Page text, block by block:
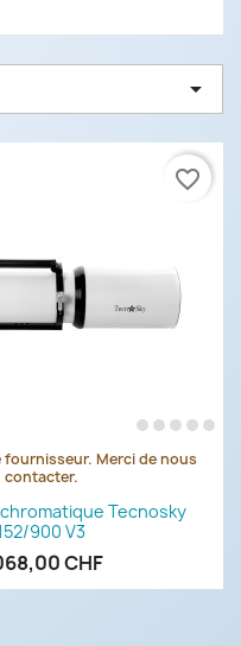

rapide
fournisseur. Merci de nous
contacter.
Tecnosky
900 V3
CHF
favorite_border